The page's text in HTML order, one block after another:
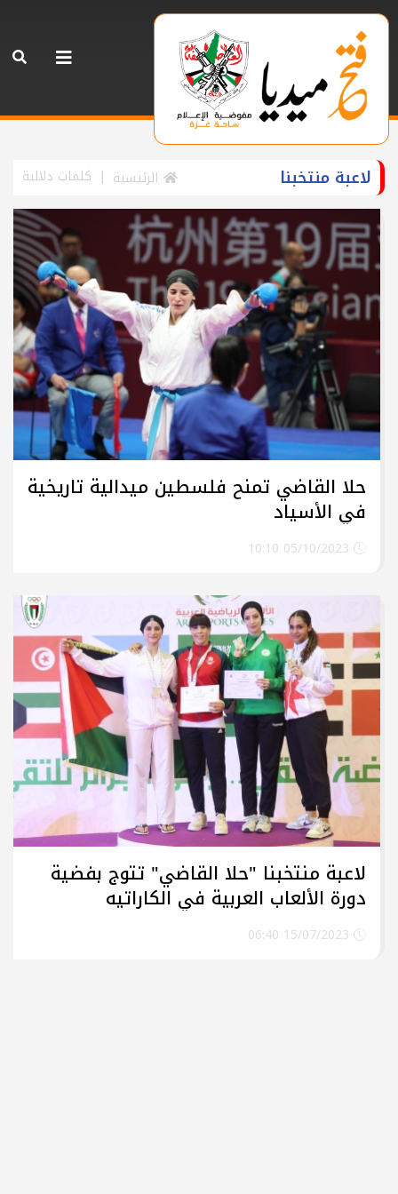
لاعبة منتخبنا الرئيسية كلمات دلالية
حلا القاضي تمنح فلسطين ميدالية تاريخية
في الأسياد
لاعبة منتخبنا "حلا القاضي" تتوج بفضية
دورة الألعاب العربية في الكاراتيه